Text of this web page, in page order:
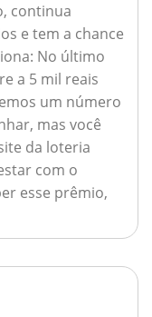
continua
e tem a chance
No último
a 5 mil reais
um número
mas você
da loteria
com o
esse prêmio,